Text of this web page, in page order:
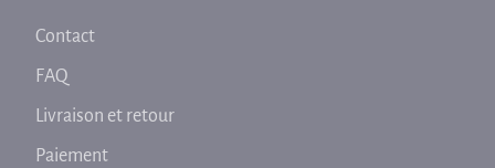
Contact
FAQ
Livraison et retour
Paiement